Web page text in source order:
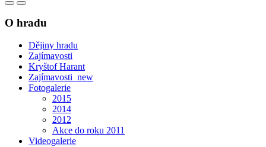
O hradu
Dějiny hradu
Zajímavosti
Kryštof Harant
Zajímavosti_new
Fotogalerie
2015
2014
2012
Akce do roku 2011
Videogalerie